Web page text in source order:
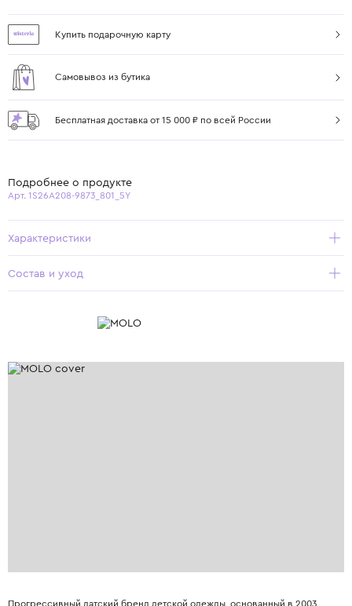
Купить подарочную карту
Самовывоз из бутика
Бесплатная доставка от 15 000 ₽ по всей России
Подробнее о продукте
Арт. 1S26A208-9873_801_5Y
Характеристики
Состав и уход